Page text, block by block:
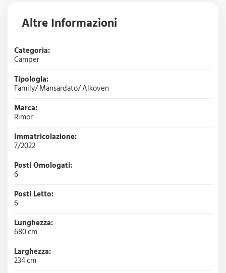
Altre Informazioni
Categoria:
Camper
Tipologia:
Family/ Mansardato/ Alkoven
Marca:
Rimor
Immatricolazione:
7/2022
Posti Omologati:
6
Posti Letto:
6
Lunghezza:
680 cm
Larghezza:
234 cm